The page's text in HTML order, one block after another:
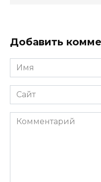
Добавить
Имя
*
Сайт
Комментарий